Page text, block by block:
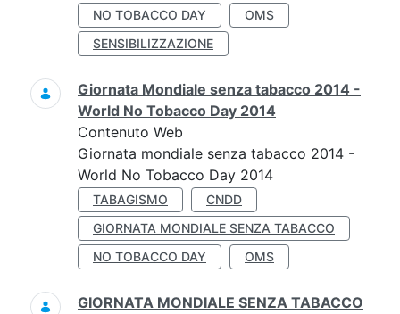
NO TOBACCO DAY
OMS
SENSIBILIZZAZIONE
Giornata Mondiale senza tabacco 2014 -
World No Tobacco Day 2014
Contenuto Web
Giornata mondiale senza tabacco 2014 -
World No Tobacco Day 2014
TABAGISMO
CNDD
GIORNATA MONDIALE SENZA TABACCO
NO TOBACCO DAY
OMS
GIORNATA MONDIALE SENZA TABACCO